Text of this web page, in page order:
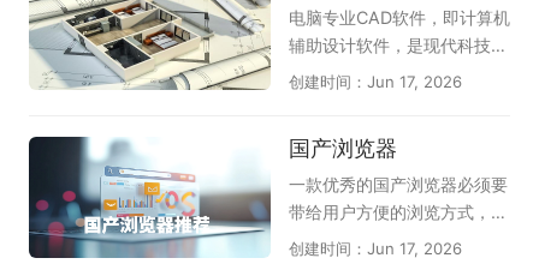
牌，都能从中找到适合自己的
安全浏览器。
浏览器现在也支持用户自定义
插件，从而让浏览器用着更加
在安全性方面也是很不错的，
被泄露。所以，有需求的朋
友，快来天极下载极速浏览器
专题下载吧！
社交互动；《i歌霸》界面简
洁，点歌操作方便，家庭娱乐
很合适；《Kanto Player》作
为专业的卡拉OK播放器，支
畅，配合动态歌词显示，带来
沉浸式K歌感受。此外，像
《唱吧》《酷狗唱唱》《回
森》等应用也能通过电脑版或
模拟器运行，满足你练歌、录
电脑专业CAD软件，即计算机
辅助设计软件，是现代科技与
艺术结合的结晶。在建筑、工
了创意的翅膀。在这虚拟的画
布上，设计师们可以自由地勾
勒出宏伟的蓝图，探索无尽的
可能性。CAD软件不仅提高了
创建时间：Jun 17, 2026
国产浏览器
一款优秀的国产浏览器必须要
带给用户方便的浏览方式，舒
适的上网体验以及其强大的自
创建时间：Jun 17, 2026